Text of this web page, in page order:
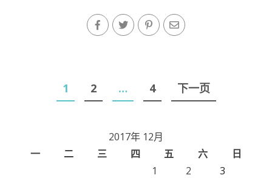
1 2 … 4 下一页
2017年 12月
一
二 三 四 五 六
日
1
2
3